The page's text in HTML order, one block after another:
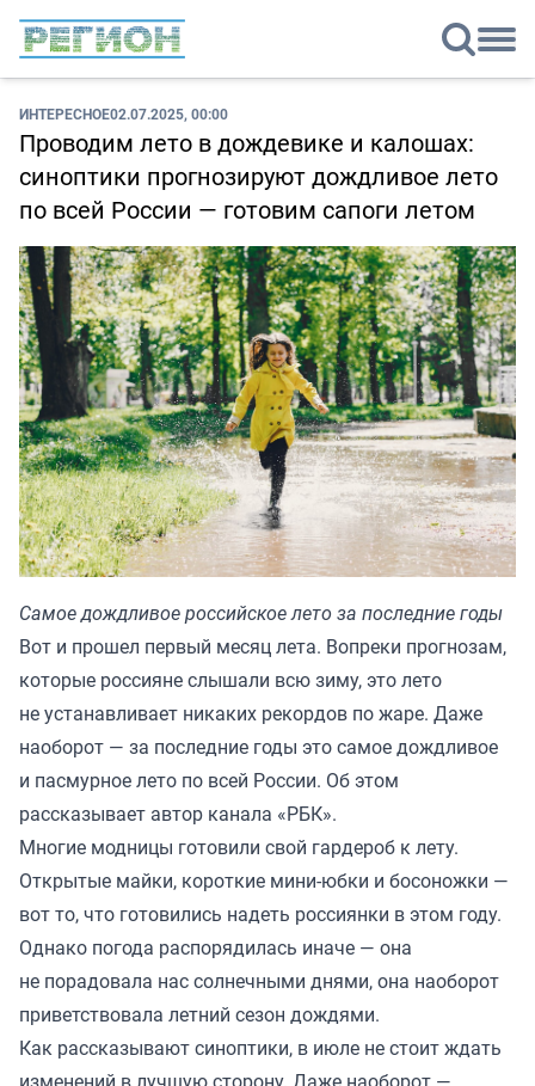
ИНТЕРЕСНОЕ02.07.2025, 00:00
Проводим лето в дождевике и калошах:
синоптики прогнозируют дождливое лето
по всей России — готовим сапоги летом
Самое дождливое российское лето за последние годы
Вот и прошел первый месяц лета. Вопреки прогнозам,
которые россияне слышали всю зиму, это лето
не устанавливает никаких рекордов по жаре. Даже
наоборот — за последние годы это самое дождливое
и пасмурное лето по всей России. Об этом
рассказывает автор канала «РБК».
Многие модницы готовили свой гардероб к лету.
Открытые майки, короткие мини-юбки и босоножки —
вот то, что готовились надеть россиянки в этом году.
Однако погода распорядилась иначе — она
не порадовала нас солнечными днями, она наоборот
приветствовала летний сезон дождями.
Как рассказывают синоптики, в июле не стоит ждать